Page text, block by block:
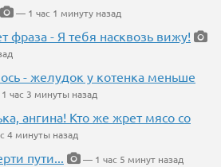
— 1 час 1 минуту назад
фраза - Я тебя насквозь вижу!
- желудок у котенка меньше
час 3 минуты назад
ангина! Кто же жрет мясо со
4 минуты назад
пути... — 1 час 5 минут назад